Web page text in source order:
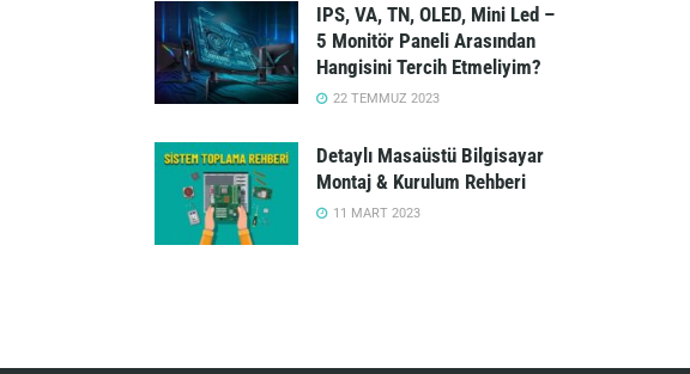
IPS, VA, TN, OLED, Mini Led –
5 Monitör Paneli Arasından
Hangisini Tercih Etmeliyim?
22 TEMMUZ 2023
Detaylı Masaüstü Bilgisayar
Montaj & Kurulum Rehberi
11 MART 2023